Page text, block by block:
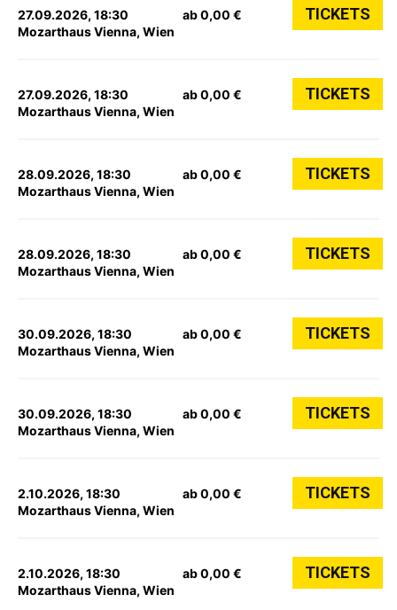
27.09.2026, 18:30
Mozarthaus Vienna, Wien
ab 0,00 € TICKETS
27.09.2026, 18:30
Mozarthaus Vienna, Wien
ab 0,00 € TICKETS
28.09.2026, 18:30
Mozarthaus Vienna, Wien
ab 0,00 € TICKETS
28.09.2026, 18:30
Mozarthaus Vienna, Wien
ab 0,00 € TICKETS
30.09.2026, 18:30
Mozarthaus Vienna, Wien
ab 0,00 € TICKETS
30.09.2026, 18:30
Mozarthaus Vienna, Wien
ab 0,00 € TICKETS
2.10.2026, 18:30
Mozarthaus Vienna, Wien
ab 0,00 € TICKETS
2.10.2026, 18:30
Mozarthaus Vienna, Wien
ab 0,00 € TICKETS